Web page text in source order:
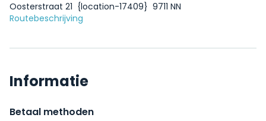
Oosterstraat 21 {location-17409} 9711 NN
Routebeschrijving
Informatie
Betaal methoden